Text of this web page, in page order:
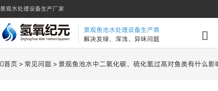
景观水处理设备生产厂家
景观鱼池水处理设备生产商
解决发绿、浑浊、异味问题
首页 > 常见问题 > 景观鱼池水中二氧化碳、硫化氢过高对鱼类有什么影